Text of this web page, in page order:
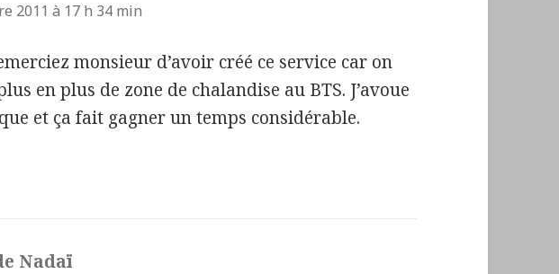
2011 à 17 h 34 min
monsieur d’avoir créé ce service car on
en plus de zone de chalandise au BTS. J’avoue
et ça fait gagner un temps considérable.
Nadaï